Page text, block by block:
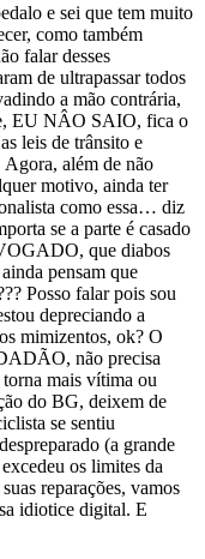
e sei que tem muito
como também
falar desses
de ultrapassar todos
a mão contrária,
EU NÂO SAIO, fica o
leis de trânsito e
Agora, além de não
motivo, ainda ter
como essa… diz
se a parte é casado
que diabos
pensam que
Posso falar pois sou
depreciando a
mimizentos, ok? O
não precisa
mais vítima ou
do BG, deixem de
se sentiu
(a grande
os limites da
reparações, vamos
idiotice digital. E